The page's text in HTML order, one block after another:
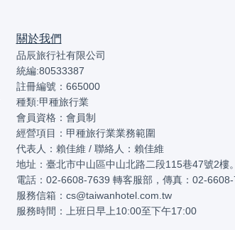
關於我們
品辰旅行社有限公司
統編:80533387
註冊編號：665000
種類:甲種旅行業
會員資格：會員制
經營項目：甲種旅行業業務範圍
代表人：賴佳維 / 聯絡人：賴佳維
地址：臺北市中山區中山北路二段115巷47號2樓
電話：02-6608-7639 轉客服部，傳真：02-
服務信箱：cs@taiwanhotel.com.tw
服務時間：上班日早上10:00至下午17:00